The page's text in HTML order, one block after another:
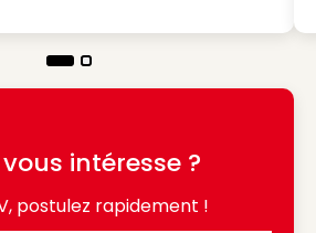
intéresse ?
postulez rapidement !